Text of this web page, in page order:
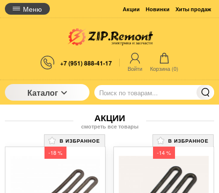
Меню Акции Новинки Хиты продаж
+7 (951) 888-41-17
Войти Корзина (0)
Каталог
АКЦИИ
смотреть все товары
В ИЗБРАННОЕ
-18 %
В ИЗБРАННОЕ
-14 %